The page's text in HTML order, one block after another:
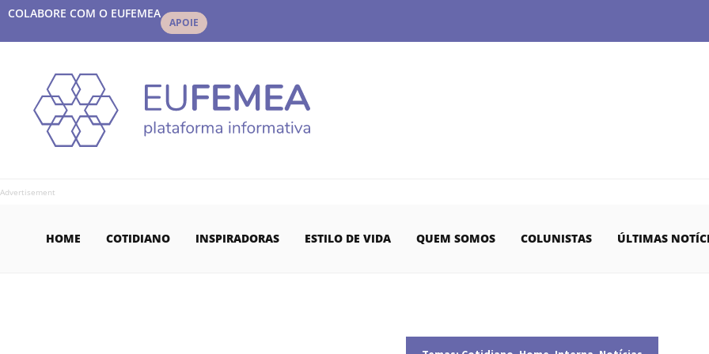
COLABORE COM O EUFEMEA
APOIE
Advertisement
HOME COTIDIANO INSPIRADORAS ESTILO DE VIDA QUEM SOMOS COLUNISTAS ÚLTIMAS